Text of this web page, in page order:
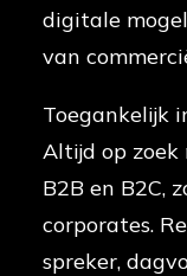
digitale
van
Toegankelijk
Altijd op zoek
B2B en B2C,
corporates.
spreker,